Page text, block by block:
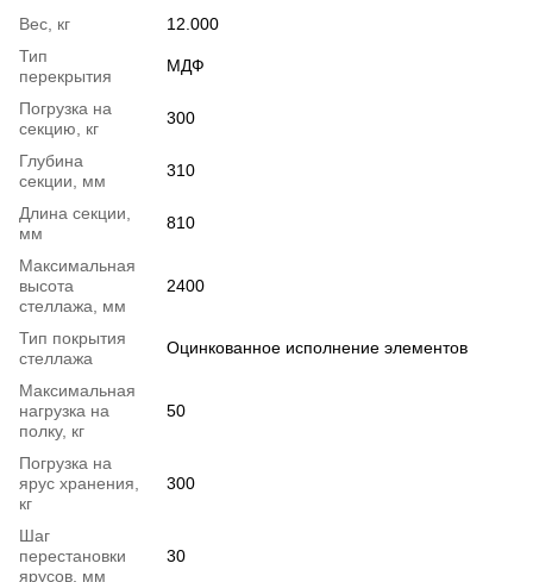
Вес, кг
12.000
Тип
перекрытия
МДФ
Погрузка на
секцию, кг
300
Глубина
секции, мм
310
Длина секции,
мм
810
Максимальная
высота
стеллажа, мм
2400
Тип покрытия
стеллажа
Оцинкованное исполнение элементов
Максимальная
нагрузка на
полку, кг
50
Погрузка на
ярус хранения,
кг
300
Шаг
перестановки
ярусов, мм
30